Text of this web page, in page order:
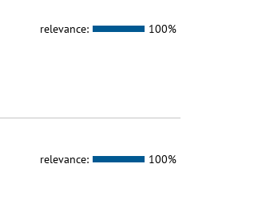
relevance: 100%
relevance: 100%